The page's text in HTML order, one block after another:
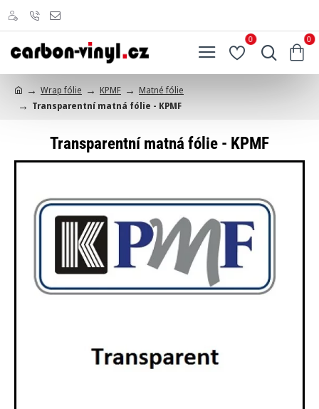
0 0
Wrap fólie KPMF
Matné fólie
Transparentní matná fólie - KPMF
Transparentní matná fólie - KPMF